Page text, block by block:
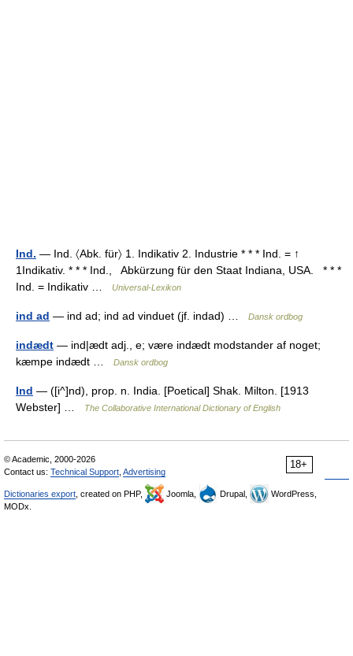
Ind. — Ind. 〈Abk. für〉 1. Indikativ 2. Industrie * * * Ind. = ↑
1Indikativ. * * * Ind., Abkürzung für den Staat Indiana, USA. * * *
Ind. = Indikativ …
Universal-Lexikon
ind ad — ind ad; ind ad vinduet (jf. indad) … Dansk ordbog
indædt — ind|ædt adj., e; være indædt modstander af noget;
kæmpe indædt …
Dansk ordbog
Ind — ([i^]nd), prop. n. India. [Poetical] Shak. Milton. [1913
Webster] …
The Collaborative International Dictionary of English
18+
© Academic, 2000-2026
Contact us: Technical Support Advertising
Dictionaries export , created on PHP, Joomla, Drupal,
WordPress,
MODx.